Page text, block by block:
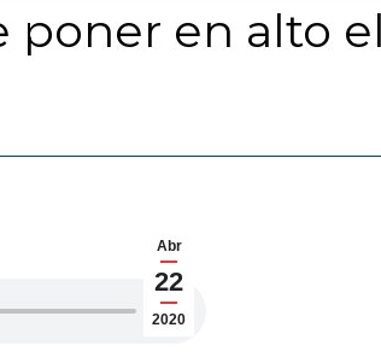
poner en alto
Abr
22
2020